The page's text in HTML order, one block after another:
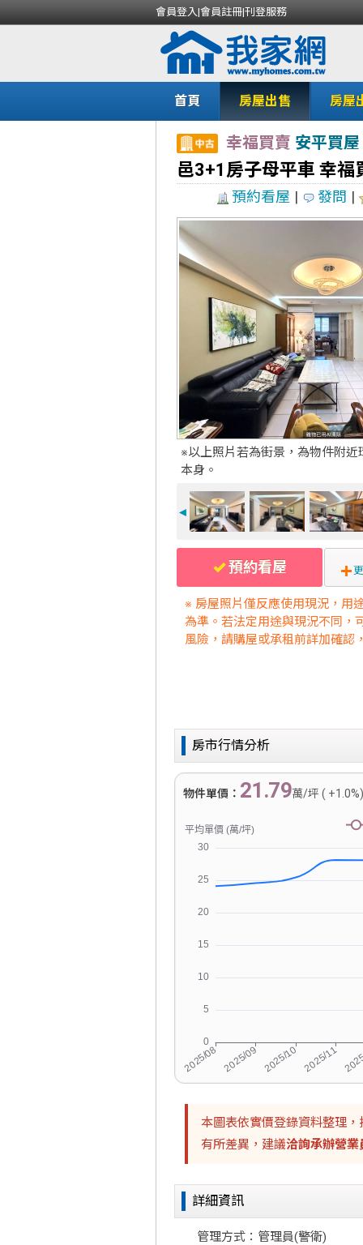
會員登入|會員註冊|刊登服務
首頁 房屋出售 房屋
幸福買賣 安平買屋
邑3+1房子母平車 幸福
預約看屋 | 發問 |
※以上照片若為街景，為物件附近
本身。
◄
預約看屋
※ 房屋照片僅反應使用現況，用
為準。若法定用途與現況不同，
風險，請購屋或承租前詳加確認
房市行情分析
物件單價： 21.79萬/坪 (
本圖表依實價登錄資料整理
有所差異，建議洽詢承辦營業
詳細資訊
管理方式：管理員(警衛)